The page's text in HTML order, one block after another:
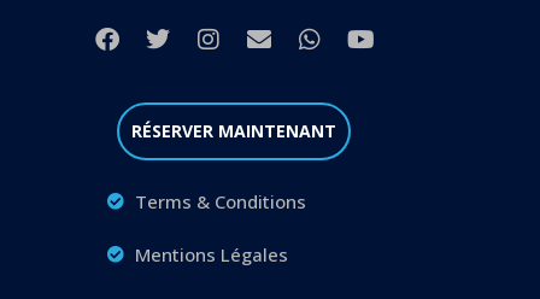
RÉSERVER MAINTENANT
Terms & Conditions
Mentions Légales